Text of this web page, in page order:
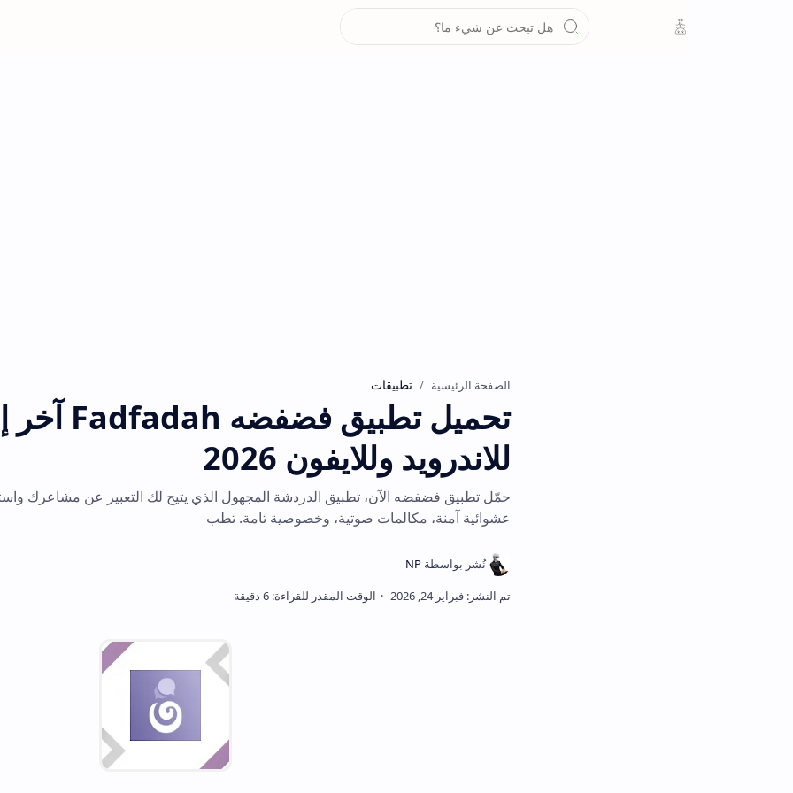
تطبيقات
تحميل تطبيق فضفضه Fadfadah آخر إصدار
للاندرويد وللايفون 2026
حمّل تطبيق فضفضه الآن، تطبيق الدردشة المجهول الذي يتيح لك التعبير عن مشاعرك واستقبال نقد بنّاء.
عشوائية آمنة، مكالمات صوتية، وخصوصية تامة. تطب